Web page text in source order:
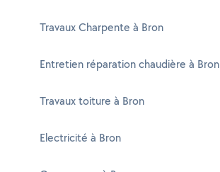
Travaux Charpente à Bron
Entretien réparation chaudière à Bron
Travaux toiture à Bron
Electricité à Bron